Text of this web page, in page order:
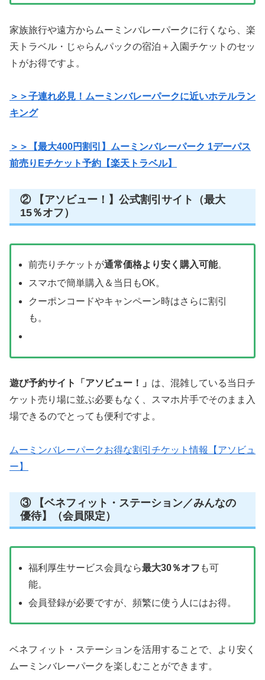
家族旅行や遠方からムーミンバレーパークに行くなら、楽
天トラベル・じゃらんパックの宿泊＋入園チケットのセッ
トがお得ですよ。
＞＞子連れ必見！ムーミンバレーパークに近いホテルラン
キング
＞＞【最大400円割引】ムーミンバレーパーク 1デーパス
前売りEチケット予約【楽天トラベル】
② 【アソビュー！】公式割引サイト（最大
15％オフ）
前売りチケットが通常価格より安く購入可能。
スマホで簡単購入＆当日もOK。
クーポンコードやキャンペーン時はさらに割引
も。
遊び予約サイト「アソビュー！」 は、混雑している当日チ
ケット売り場に並ぶ必要もなく、スマホ片手でそのまま入
場できるのでとっても便利ですよ。
ムーミンバレーパークお得な割引チケット情報【アソビュ
ー】
③ 【ベネフィット・ステーション／みんなの
優待】（会員限定）
福利厚生サービス会員なら最大30％オフ も可
能。
会員登録が必要ですが、頻繁に使う人にはお得。
ベネフィット・ステーションを活用することで、より安く
ムーミンバレーパークを楽しむことができます。